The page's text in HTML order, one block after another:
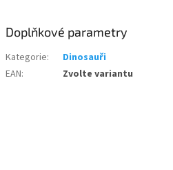
Doplňkové parametry
Kategorie:
Dinosauři
EAN: Zvolte variantu